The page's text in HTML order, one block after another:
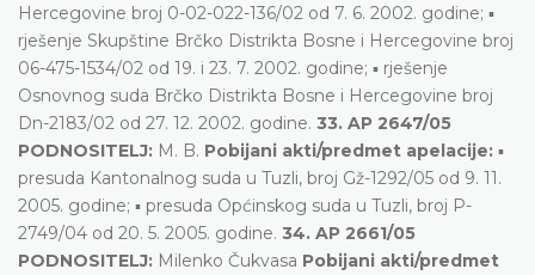
Hercegovine broj 0-02-022-136/02 od 7. 6. 2002. godine; ▪
rješenje Skupštine Brčko Distrikta Bosne i Hercegovine broj
06-475-1534/02 od 19. i 23. 7. 2002. godine; ▪ rješenje
Osnovnog suda Brčko Distrikta Bosne i Hercegovine broj
Dn-2183/02 od 27. 12. 2002. godine. 33. AP 2647/05
PODNOSITELJ: M. B. Pobijani akti/predmet apelacije: ▪
presuda Kantonalnog suda u Tuzli, broj Gž-1292/05 od 9. 11.
2005. godine; ▪ presuda Općinskog suda u Tuzli, broj P-
2749/04 od 20. 5. 2005. godine. 34. AP 2661/05
PODNOSITELJ: Milenko Čukvasa Pobijani akti/predmet